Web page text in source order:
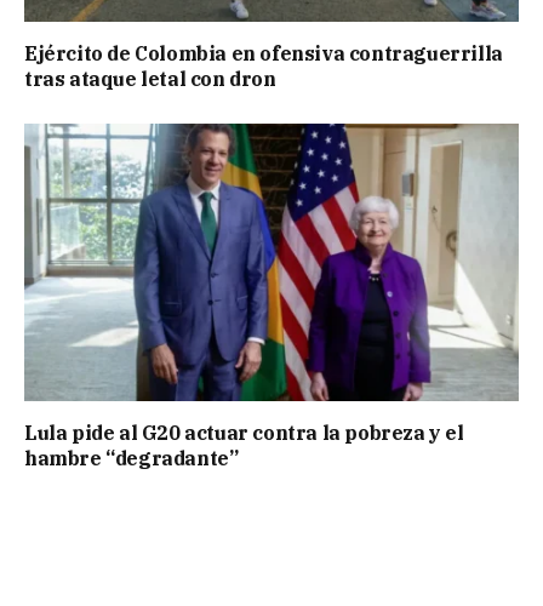
Ejército de Colombia en ofensiva contraguerrilla
tras ataque letal con dron
Lula pide al G20 actuar contra la pobreza y el
hambre “degradante”